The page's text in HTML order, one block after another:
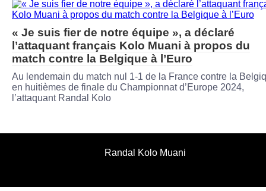
« Je suis fier de notre équipe », a déclaré
l’attaquant français Kolo Muani à propos du
match contre la Belgique à l’Euro
Au lendemain du match nul 1-1 de la France contre la
en huitièmes de finale du Championnat d’Europe 2024,
l’attaquant Randal Kolo
Randal Kolo Muani